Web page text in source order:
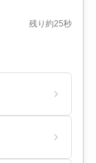
残り約25秒